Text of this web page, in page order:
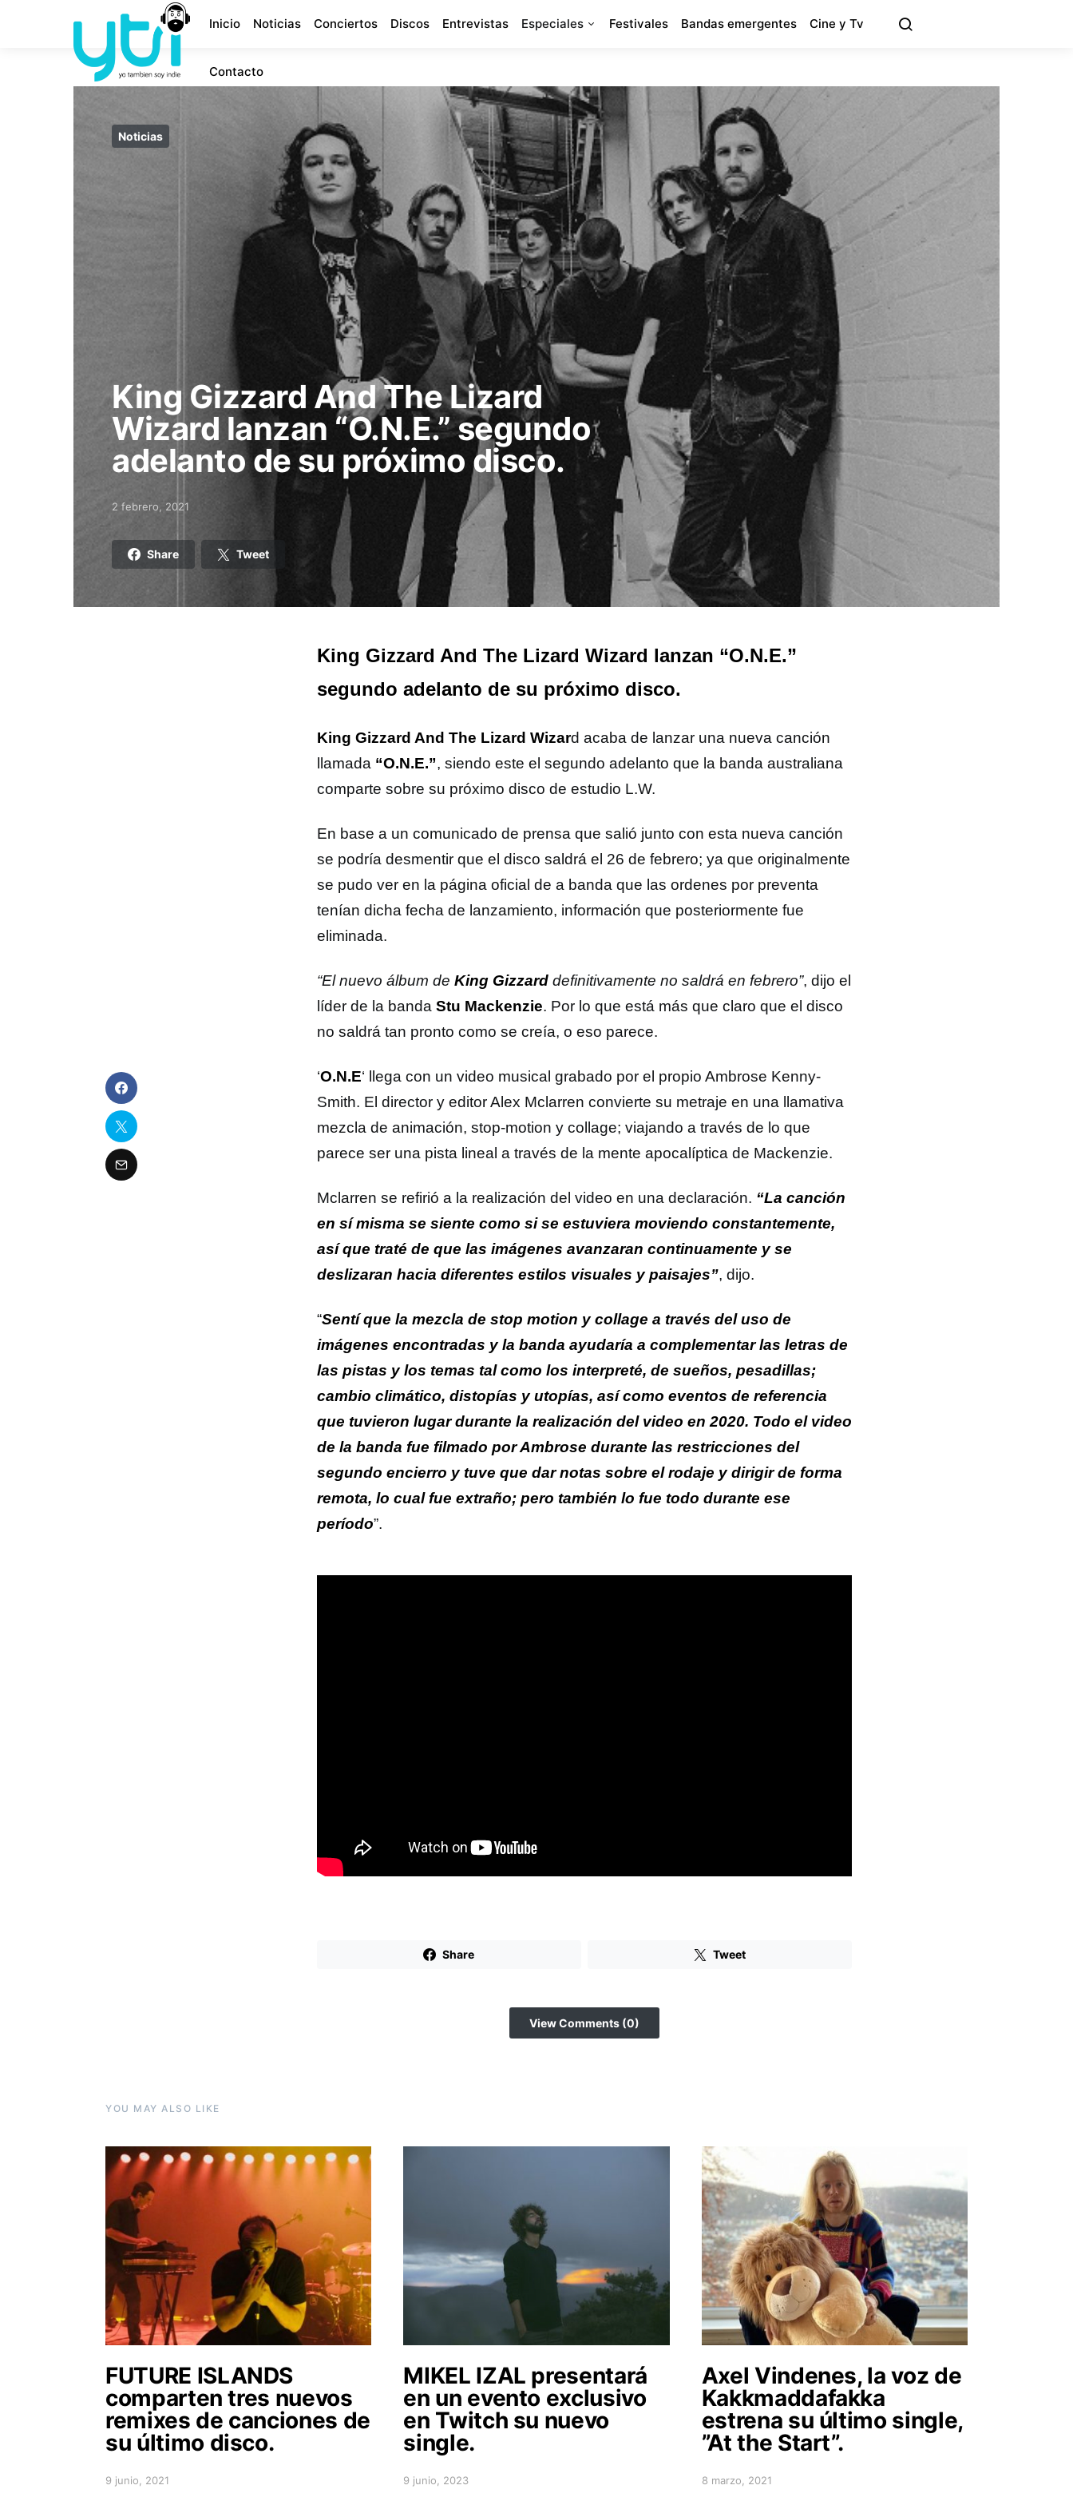
Inicio Noticias Conciertos Discos Entrevistas Especiales Festivales Bandas emergentes Cine y Tv
Contacto
Noticias
King Gizzard And The Lizard
Wizard lanzan “O.N.E.” segundo
adelanto de su próximo disco.
Posted on
2 febrero, 2021
Share Tweet
King Gizzard And The Lizard Wizard lanzan “O.N.E.”
segundo adelanto de su próximo disco.
King Gizzard And The Lizard Wizard acaba de lanzar una nueva canción
llamada “O.N.E.”, siendo este el segundo adelanto que la banda australiana
comparte sobre su próximo disco de estudio L.W.
En base a un comunicado de prensa que salió junto con esta nueva canción
se podría desmentir que el disco saldrá el 26 de febrero; ya que originalmente
se pudo ver en la página oficial de a banda que las ordenes por preventa
tenían dicha fecha de lanzamiento, información que posteriormente fue
eliminada.
“El nuevo álbum de King Gizzard definitivamente no saldrá en febrero”, dijo el
líder de la banda Stu Mackenzie. Por lo que está más que claro que el disco
no saldrá tan pronto como se creía, o eso parece.
‘O.N.E‘ llega con un video musical grabado por el propio Ambrose Kenny-
Smith. El director y editor Alex Mclarren convierte su metraje en una llamativa
mezcla de animación, stop-motion y collage; viajando a través de lo que
parece ser una pista lineal a través de la mente apocalíptica de Mackenzie.
Mclarren se refirió a la realización del video en una declaración. “La canción
en sí misma se siente como si se estuviera moviendo constantemente,
así que traté de que las imágenes avanzaran continuamente y se
deslizaran hacia diferentes estilos visuales y paisajes”, dijo.
“Sentí que la mezcla de stop motion y collage a través del uso de
imágenes encontradas y la banda ayudaría a complementar las letras de
las pistas y los temas tal como los interpreté, de sueños, pesadillas;
cambio climático, distopías y utopías, así como eventos de referencia
que tuvieron lugar durante la realización del video en 2020. Todo el video
de la banda fue filmado por Ambrose durante las restricciones del
segundo encierro y tuve que dar notas sobre el rodaje y dirigir de forma
remota, lo cual fue extraño; pero también lo fue todo durante ese
período”.
Share Tweet
View Comments (0)
YOU MAY ALSO LIKE
FUTURE ISLANDS
comparten tres nuevos
remixes de canciones de
su último disco.
Posted on
9 junio, 2021
MIKEL IZAL presentará
en un evento exclusivo
en Twitch su nuevo
single.
Posted on
9 junio, 2023
Axel Vindenes, la voz de
Kakkmaddafakka
estrena su último single,
”At the Start”.
Posted on
8 marzo, 2021